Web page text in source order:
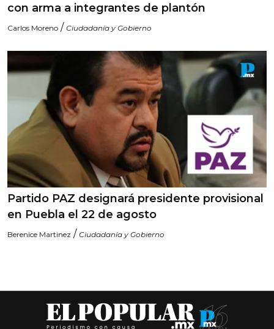
con arma a integrantes de plantón
Carlos Moreno / Ciudadanía y Gobierno
Partido PAZ designará presidente provisional
en Puebla el 22 de agosto
Berenice Martinez / Ciudadanía y Gobierno